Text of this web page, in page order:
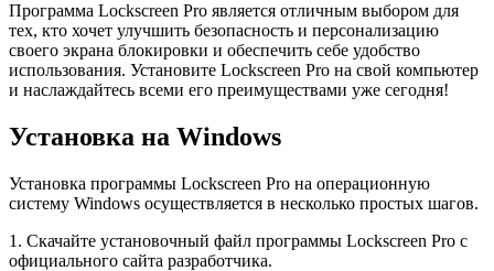
Программа Lockscreen Pro является отличным выбором для
тех, кто хочет улучшить безопасность и персонализацию
своего экрана блокировки и обеспечить себе удобство
использования. Установите Lockscreen Pro на свой компьютер
и наслаждайтесь всеми его преимуществами уже сегодня!
Установка на Windows
Установка программы Lockscreen Pro на операционную
систему Windows осуществляется в несколько простых шагов.
1. Скачайте установочный файл программы Lockscreen Pro с
официального сайта разработчика.